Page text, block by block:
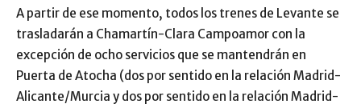
A partir de ese momento, todos los trenes de Levante se
trasladarán a Chamartín-Clara Campoamor con la
excepción de ocho servicios que se mantendrán en
Puerta de Atocha (dos por sentido en la relación Madrid-
Alicante/Murcia y dos por sentido en la relación Madrid-